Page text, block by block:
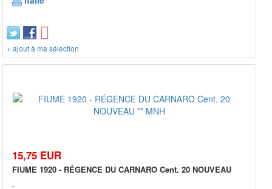
+ ajout à ma sélection
15,75 EUR
FIUME 1920 - RÉGENCE DU CARNARO Cent. 20 NOUVEAU